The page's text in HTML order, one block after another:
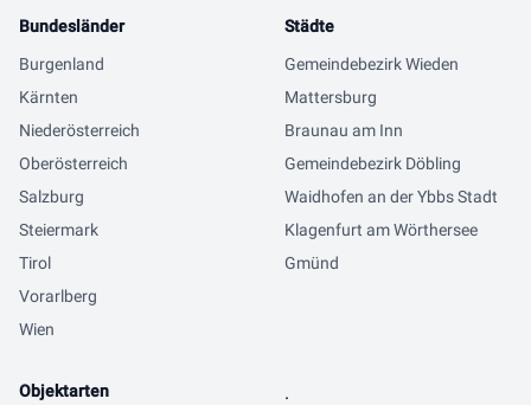
Bundesländer
Burgenland
Kärnten
Niederösterreich
Oberösterreich
Salzburg
Steiermark
Tirol
Vorarlberg
Wien
Städte
Gemeindebezirk Wieden
Mattersburg
Braunau am Inn
Gemeindebezirk Döbling
Waidhofen an der Ybbs Stadt
Klagenfurt am Wörthersee
Gmünd
Objektarten
.